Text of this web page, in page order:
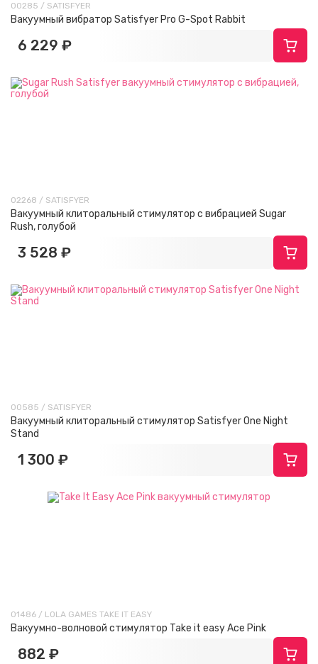
00285 / SATISFYER
Вакуумный вибратор Satisfyer Pro G-Spot Rabbit
6 229 ₽
02268 / SATISFYER
Вакуумный клиторальный стимулятор с вибрацией Sugar
Rush, голубой
3 528 ₽
00585 / SATISFYER
Вакуумный клиторальный стимулятор Satisfyer One Night
Stand
1 300 ₽
01486 / LOLA GAMES TAKE IT EASY
Вакуумно-волновой стимулятор Take it easy Ace Pink
882 ₽